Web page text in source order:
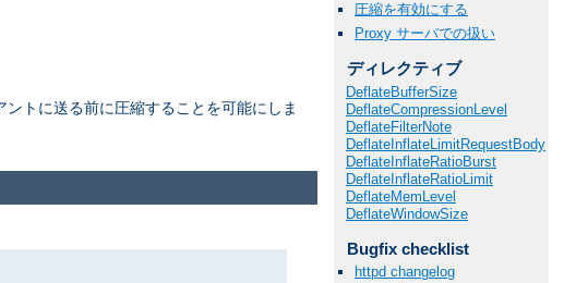
トに送る前に圧縮することを可能にしま
圧縮を有効にする
Proxy サーバでの扱い
ディレクティブ
DeflateBufferSize
DeflateCompressionLevel
DeflateFilterNote
DeflateInflateLimitRequestBody
DeflateInflateRatioBurst
DeflateInflateRatioLimit
DeflateMemLevel
DeflateWindowSize
Bugfix checklist
httpd changelog